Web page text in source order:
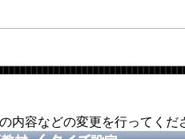
内容などの変更を行ってくだ